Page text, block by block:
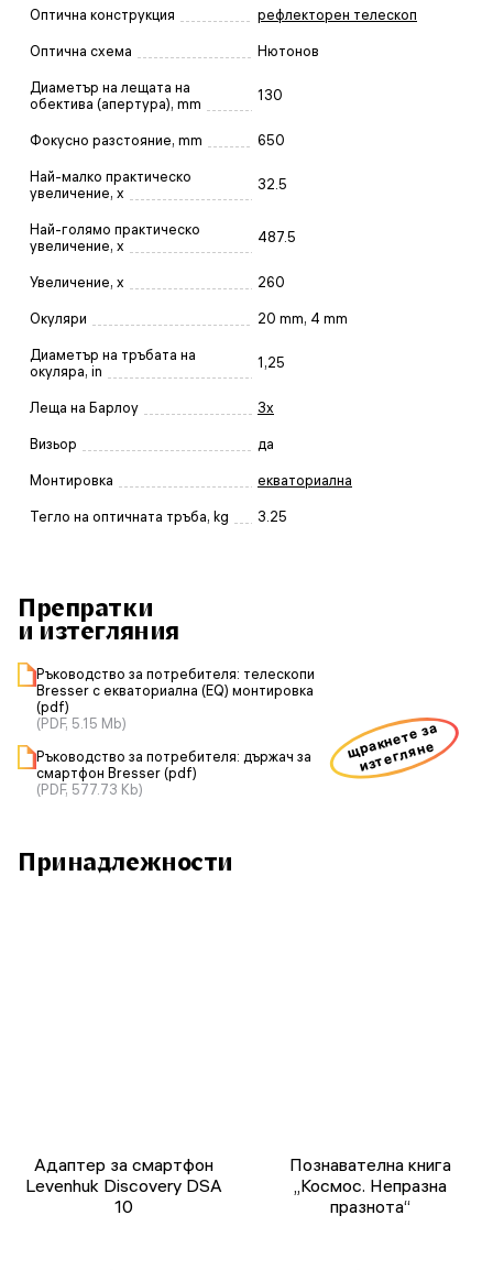
Оптична конструкция рефлекторен телескоп
Оптична схема Нютонов
Диаметър на лещата на
обектива (апертура), mm
130
Фокусно разстояние, mm 650
Най-малко практическо
увеличение, x
32.5
Най-голямо практическо
увеличение, x
487.5
Увеличение, x 260
Окуляри 20 mm, 4 mm
Диаметър на тръбата на
окуляра, in
1,25
Леща на Барлоу 3x
Визьор да
Монтировка екваториална
Тегло на оптичната тръба, kg 3.25
Препратки
и изтегляния
Ръководство за потребителя: телескопи
Bresser с екваториална (EQ) монтировка
(pdf)
(PDF, 5.15 Mb)
Ръководство за потребителя: държач за
смартфон Bresser (pdf)
(PDF, 577.73 Kb)
щракнете за
изтегляне
Принадлежности
Адаптер за смартфон
Levenhuk Discovery DSA
10
Познавателна книга
„Космос. Непразна
празнота“